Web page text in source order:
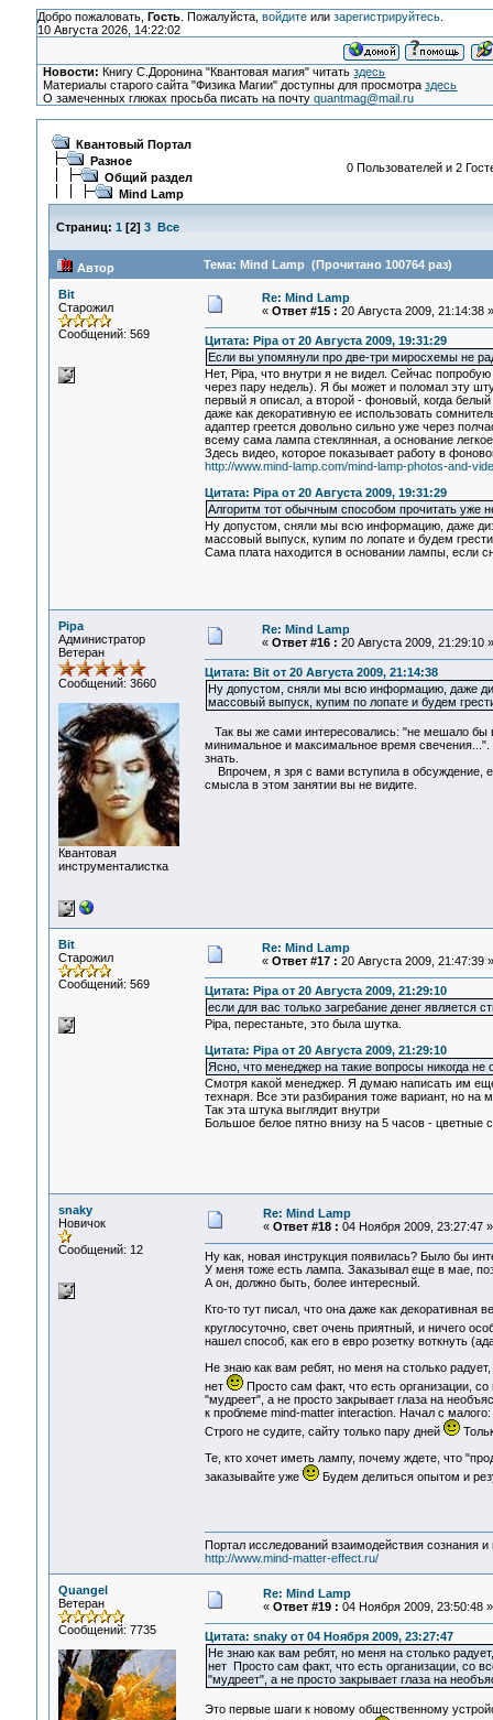
Добро пожаловать, Гость. Пожалуйста, войдитеили зарегистрируйтесь.
10 Августа 2026, 14:22:02
Новости: Книгу С.Доронина "Квантовая магия" читатьздесь
Материалы старого сайта "Физика Магии" доступны для просмотраздесь
О замеченных глюках просьба писать на почтуquantmag@mail.ru
Квантовый Портал
Разное
Общий раздел
Mind Lamp
0 Пользователей и 2
Страниц: 1 [2] 3 Все
Автор Тема: Mind Lamp (Прочитано 100764 раз)
Bit
Старожил
Сообщений: 569
Re: Mind Lamp
« Ответ #15 : 20 Августа 2009, 21:14:38 »
Цитата: Pipa от 20 Августа 2009, 19:31:29
Если вы упомянули про две-три миросхемы не
Нет, Pipa, что внутри я не видел. Сейчас
через пару недель). Я бы может и поломал эту
первый я описал, а второй - фоновый, когда
даже как декоративную ее использовать
адаптер греется довольно сильно уже через
всему сама лампа стеклянная, а основание
Здесь видео, которое показывает работу в
http://www.mind-lamp.com/mind-lamp-photos-and-
Цитата: Pipa от 20 Августа 2009, 19:31:29
Алгоритм тот обычным способом прочитать уже
Ну допустом, сняли мы всю информацию, даже
массовый выпуск, купим по лопате и будем
Сама плата находится в основании лампы, если
Pipa
Администратор
Ветеран
Сообщений: 3660
Квантовая
инструменталистка
Re: Mind Lamp
« Ответ #16 : 20 Августа 2009, 21:29:10 »
Цитата: Bit от 20 Августа 2009, 21:14:38
Ну допустом, сняли мы всю информацию, даже
массовый выпуск, купим по лопате и будем
Так вы же сами интересовались: "не мешало бы
минимальное и максимальное время свечения...".
знать.
Впрочем, я зря с вами вступила в обсуждение,
смысла в этом занятии вы не видите.
Bit
Старожил
Сообщений: 569
Re: Mind Lamp
« Ответ #17 : 20 Августа 2009, 21:47:39 »
Цитата: Pipa от 20 Августа 2009, 21:29:10
если для вас только загребание денег является
Pipa, перестаньте, это была шутка.
Цитата: Pipa от 20 Августа 2009, 21:29:10
Ясно, что менеджер на такие вопросы никогда не
Смотря какой менеджер. Я думаю написать им
технаря. Все эти разбирания тоже вариант, но на
Так эта штука выглядит внутри
Большое белое пятно внизу на 5 часов - цветные
snaky
Новичок
Сообщений: 12
Re: Mind Lamp
« Ответ #18 : 04 Ноября 2009, 23:27:47 »
Ну как, новая инструкция появилась? Было бы
У меня тоже есть лампа. Заказывал еще в мае,
А он, должно быть, более интересный.
Кто-то тут писал, что она даже как декоративная
круглосуточно, свет очень приятный, и ничего
нашел способ, как его в евро розетку воткнуть
Не знаю как вам ребят, но меня на столько
нет
Просто сам факт, что есть организации,
"мудреет", а не просто закрывает глаза на
к проблеме mind-matter interaction. Начал с малого:
Строго не судите, сайту только пару дней
Те, кто хочет иметь лампу, почему ждете, что
заказывайте уже
Будем делиться опытом и
Портал исследований взаимодействия сознания и
http://www.mind-matter-effect.ru/
Quangel
Ветеран
Сообщений: 7735
Re: Mind Lamp
« Ответ #19 : 04 Ноября 2009, 23:50:48 »
Цитата: snaky от 04 Ноября 2009, 23:27:47
Не знаю как вам ребят, но меня на столько
нет Просто сам факт, что есть организации, со
"мудреет", а не просто закрывает глаза на
Это первые шаги к новому общественному